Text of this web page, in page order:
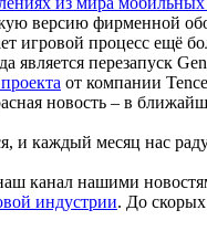
версию фирменной
игровой процесс ещё
является перезапуск
от компании
новость – в
каждый месяц нас
канал нашими
индустрии. До